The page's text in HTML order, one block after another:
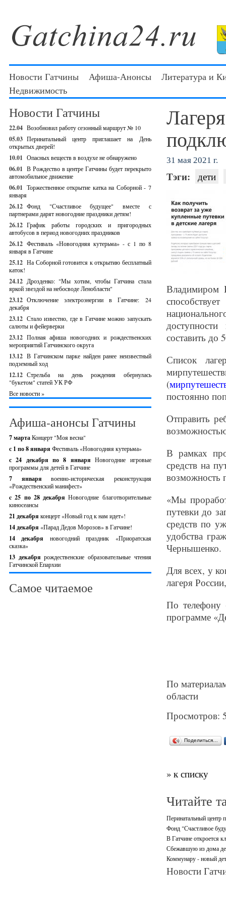
Новости Гатчины Афиша-Анонсы
Литература и
Недвижимость
Новости Гатчины
22.04 Возобновил работу сезонный маршрут № 10
05.03 Перинатальный центр приглашает на День
открытых дверей!
10.01 Опасных веществ в воздухе не обнаружено
06.01 В Рождество в центре Гатчины будет перекрыто
автомобильное движение
06.01 Торжественное открытие катка на Соборной - 7
января
26.12 Фонд "Счастливое будущее" вместе с
партнерами дарят новогодние праздники детям!
26.12 График работы городских и пригородных
автобусов в период новогодних праздников
26.12 Фестиваль «Новогодняя кутерьма» - с 1 по 8
января в Гатчине
25.12 На Соборной готовится к открытию бесплатный
каток!
24.12 Дрозденко: "Мы хотим, чтобы Гатчина стала
яркой звездой на небосводе Ленобласти"
23.12 Отключение электроэнергии в Гатчине: 24
декабря
23.12 Стало известно, где в Гатчине можно запускать
салюты и фейерверки
23.12 Полная афиша новогодних и рождественских
мероприятий Гатчинского округа
13.12 В Гатчинском парке найден ранее неизвестный
подземный ход
12.12 Стрельба на день рождения обернулась
"букетом" статей УК РФ
Все новости »
Афиша-анонсы Гатчины
7 мартаКонцерт "Моя весна"
с 1 по 8 января Фестиваль «Новогодняя кутерьма»
с 24 декабря по 8 январяНовогодние игровые
программы для детей в Гатчине
7 январявоенно-историческая реконструкция
«Рождественский манифест»
c 25 по 28 декабряНовогодние благотворительные
киносеансы
21 декабря концерт «Новый год к нам идет»!
14 декабря «Парад Дедов Морозов» в Гатчине!
14 декабря новогодний праздник «Приоратская
сказка»
13 декабрярождественские образовательные чтения
Гатчинской Епархии
Самое читаемое
31 мая 2021 г.
Тэги: дети
Владимиром
составить до
Список
(
постоянно
Отправить
В рамках
средств на
возможность
«Мы
путевки до
средств по
удобства
Чернышенко.
Для всех, у
лагеря
По телефону
программе
По
области
Просмотров:
Поделиться…
» к списку
Читайте
Перинатальный центр
Фонд "Счастливое
В Гатчине откроется
Сбежавшую из дома
Коммунару - новый
Новости